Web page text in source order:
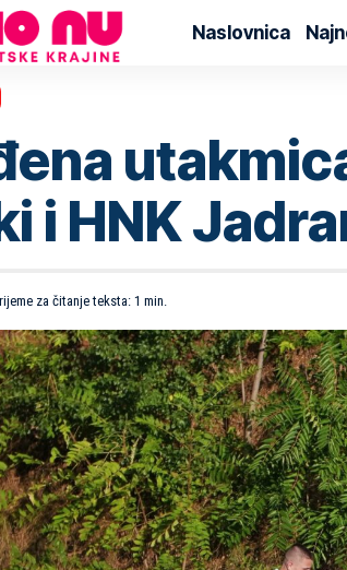
Naslovnica
i HNK
za čitanje teksta: 1 min.